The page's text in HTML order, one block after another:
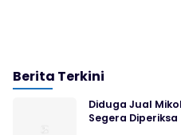
Berita Terkini
Diduga Jual
Segera Diperiksa